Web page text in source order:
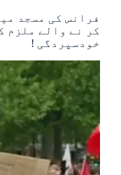
فرانس کی مسجد
کر نے والے ملزم
خودسپردگی !